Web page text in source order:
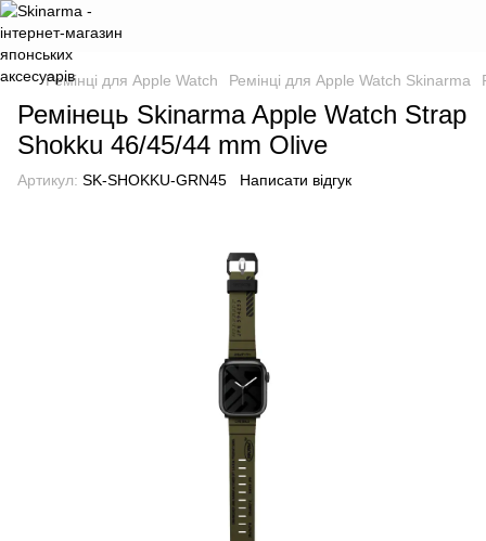
Ремінці для Apple Watch Ремінці для Apple Watch Skinarma
Ремінець Skinarma Apple Watch Strap
Shokku 46/45/44 mm Olive
Артикул: SK-SHOKKU-GRN45 Написати відгук